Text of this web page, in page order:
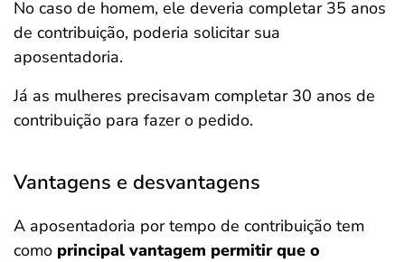
No caso de homem, ele deveria completar 35 anos
de contribuição, poderia solicitar sua
aposentadoria.
Já as mulheres precisavam completar 30 anos de
contribuição para fazer o pedido.
Vantagens e desvantagens
A aposentadoria por tempo de contribuição tem
como principal vantagem permitir que o